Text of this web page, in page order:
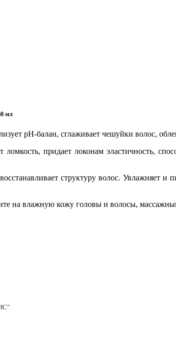
мл
pH-балан, сглаживает чешуйки волос,
ломкость, придает локонам эластичность,
структуру волос. Увлажняет
на влажную кожу головы и волосы,